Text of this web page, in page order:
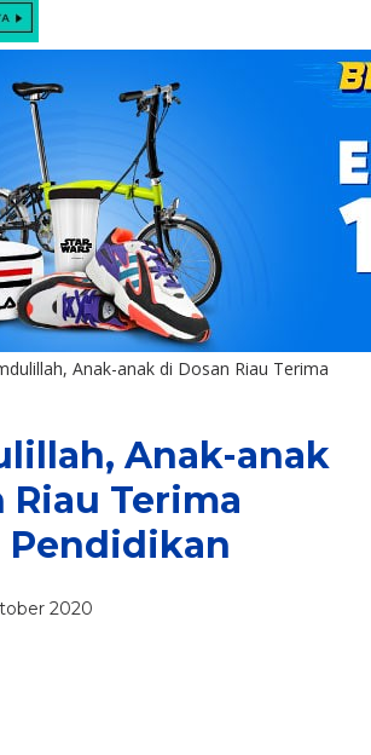
Anak-anak di Dosan Riau Terima
Anak-anak
Riau Terima
Pendidikan
2020